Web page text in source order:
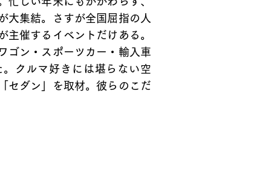
大集結。さすが全国屈指の人
主催するイベントだけある。
ゴン・スポーツカー・輸入車
クルマ好きには堪らない空
セダン」を取材。彼らのこだ